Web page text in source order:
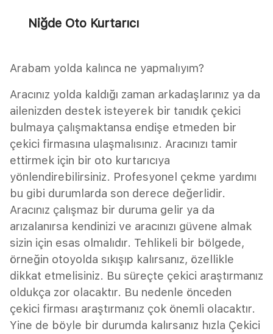
Niğde Oto Kurtarıcı
Arabam yolda kalınca ne yapmalıyım?
Aracınız yolda kaldığı zaman arkadaşlarınız ya da
ailenizden destek isteyerek bir tanıdık çekici
bulmaya çalışmaktansa endişe etmeden bir
çekici firmasına ulaşmalısınız. Aracınızı tamir
ettirmek için bir oto kurtarıcıya
yönlendirebilirsiniz. Profesyonel çekme yardımı
bu gibi durumlarda son derece değerlidir.
Aracınız çalışmaz bir duruma gelir ya da
arızalanırsa kendinizi ve aracınızı güvene almak
sizin için esas olmalıdır. Tehlikeli bir bölgede,
örneğin otoyolda sıkışıp kalırsanız, özellikle
dikkat etmelisiniz. Bu süreçte çekici araştırmanız
oldukça zor olacaktır. Bu nedenle önceden
çekici firması araştırmanız çok önemli olacaktır.
Yine de böyle bir durumda kalırsanız hızla Çekici